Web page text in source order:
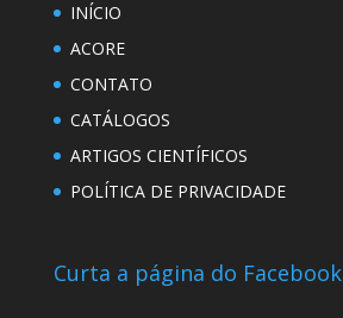
INÍCIO
ACORE
CONTATO
CATÁLOGOS
ARTIGOS CIENTÍFICOS
POLÍTICA DE PRIVACIDADE
Curta a página do Facebook